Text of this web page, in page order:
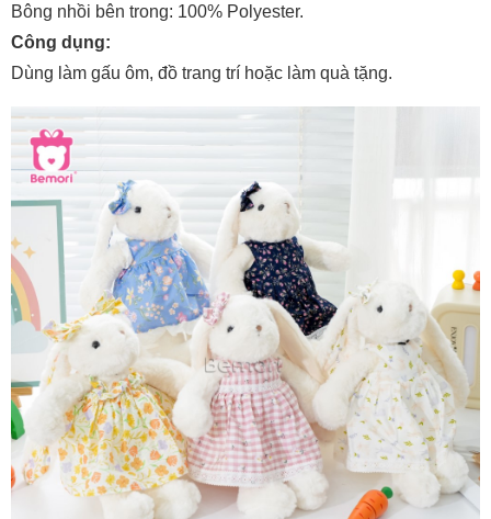
Bông nhồi bên trong: 100% Polyester.
Công dụng:
Dùng làm gấu ôm, đồ trang trí hoặc làm quà tặng.